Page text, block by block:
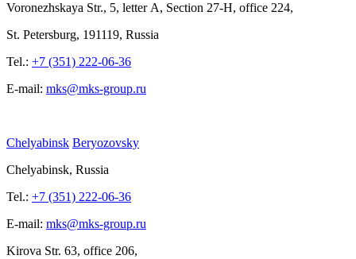
Voronezhskaya Str., 5, letter A, Section 27-Н, office 224,
St. Petersburg, 191119, Russia
Tel.: +7 (351) 222-06-36
E-mail: mks@mks-group.ru
Chelyabinsk Beryozovsky
Chelyabinsk, Russia
Tel.: +7 (351) 222-06-36
E-mail: mks@mks-group.ru
Kirova Str. 63, office 206,